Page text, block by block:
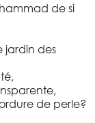
de si
jardin des
de perle?